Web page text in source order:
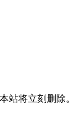
站将立刻删除。